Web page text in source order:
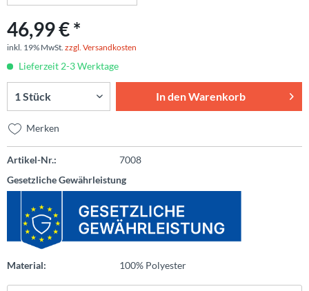
46,99 € *
inkl. 19% MwSt. zzgl. Versandkosten
Lieferzeit 2-3 Werktage
In denWarenkorb
Merken
Artikel-Nr.:
7008
Gesetzliche Gewährleistung
Material: 100% Polyester